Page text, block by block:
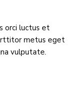
orci luctus et
metus eget
vulputate.